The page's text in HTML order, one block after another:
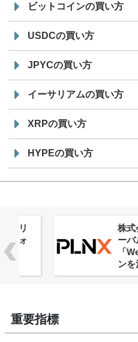
ビットコインの買い方
USDCの買い方
JPYCの買い方
イーサリアムの買い方
XRPの買い方
HYPEの買い方
株式会社
ーバル
「
ンを決定
重要指標